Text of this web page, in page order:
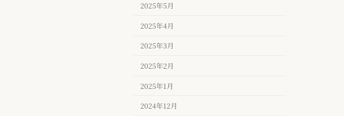
2025年5月
2025年4月
2025年3月
2025年2月
2025年1月
2024年12月